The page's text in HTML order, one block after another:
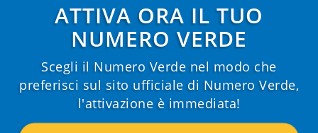
ATTIVA ORA IL TUO
NUMERO VERDE
Scegli il Numero Verde nel modo che
preferisci sul sito ufficiale di Numero Verde,
l'attivazione è immediata!